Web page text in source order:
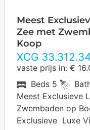
Meest
Zee met
Koop
XCG
vaste prijs in: €
Beds 5
Meest Exclusieve
Zwembaden op
Exclusieve Luxe